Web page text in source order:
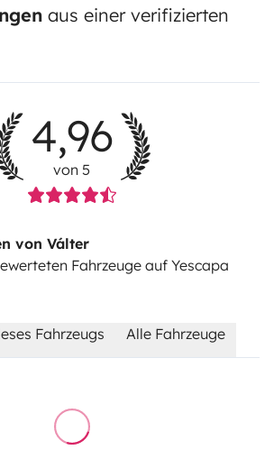
aus einer verifizierten
4,96
von 5
von Válter
Fahrzeuge auf Yescapa
Fahrzeugs Alle Fahrzeuge